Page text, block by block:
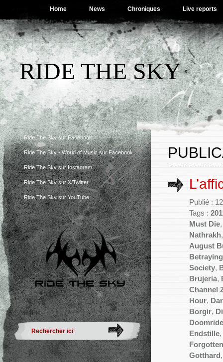
Home News Chroniques Live reports
RIDE THE SKY
Ride The Sky sur Facebook
Ride The Sky - World of Music sur Facebook
Ride The Sky sur Instagram
Ride The Sky sur X/Twitter
Ride The Sky sur YouTube
Publié :
Tags :
Must Die
Nathrakh
August
Society,
Brujeria,
Channel
Hour,
Borgir,
Endstille,
Gotthard